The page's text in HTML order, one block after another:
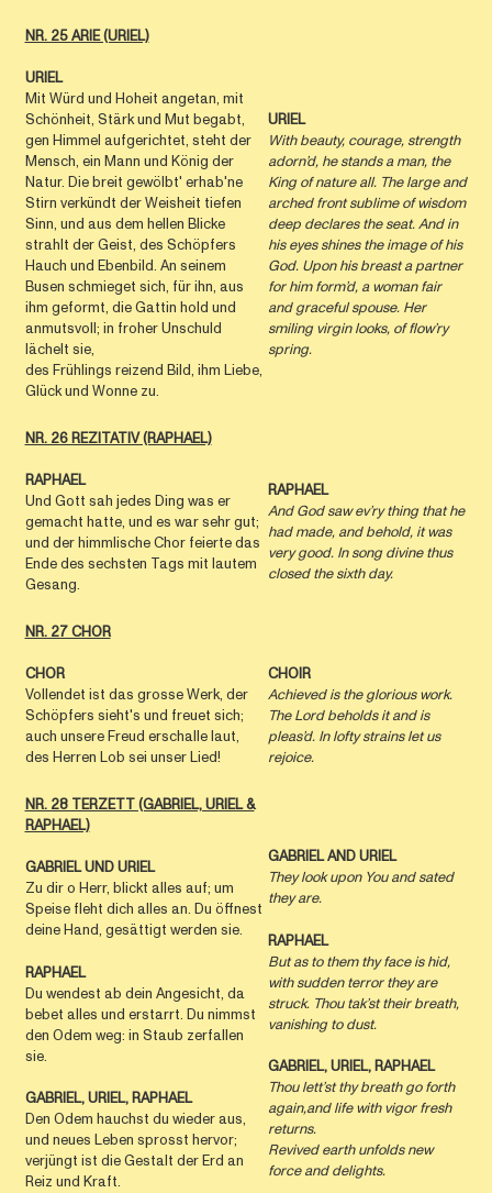
NR. 25 ARIE (URIEL)
URIEL
Mit Würd und Hoheit angetan, mit
Schönheit, Stärk und Mut begabt,
gen Himmel aufgerichtet, steht der
Mensch, ein Mann und König der
Natur. Die breit gewölbt' erhab'ne
Stirn verkündt der Weisheit tiefen
Sinn, und aus dem hellen Blicke
strahlt der Geist, des Schöpfers
Hauch und Ebenbild. An seinem
Busen schmieget sich, für ihn, aus
ihm geformt, die Gattin hold und
anmutsvoll; in froher Unschuld
lächelt sie,
des Frühlings reizend Bild, ihm Liebe,
Glück und Wonne zu.
URIEL
With beauty, courage, strength
adorn’d, he stands a man, the
King of nature all. The large and
arched front sublime of wisdom
deep declares the seat. And in
his eyes shines the image of his
God. Upon his breast a partner
for him form’d, a woman fair
and graceful spouse. Her
smiling virgin looks, of ﬂow’ry
spring.
NR. 26 REZITATIV (RAPHAEL)
RAPHAEL
Und Gott sah jedes Ding was er
gemacht hatte, und es war sehr gut;
und der himmlische Chor feierte das
Ende des sechsten Tags mit lautem
Gesang.
RAPHAEL
And God saw ev’ry thing that he
had made, and behold, it was
very good. In song divine thus
closed the sixth day.
NR. 27 CHOR
CHOR
Vollendet ist das grosse Werk, der
Schöpfers sieht's und freuet sich;
auch unsere Freud erschalle laut,
des Herren Lob sei unser Lied!
CHOIR
Achieved is the glorious work.
The Lord beholds it and is
pleas’d. In lofty strains let us
rejoice.
NR. 28 TERZETT (GABRIEL, URIEL &
RAPHAEL)
GABRIEL UND URIEL
Zu dir o Herr, blickt alles auf; um
Speise fleht dich alles an. Du öffnest
deine Hand, gesättigt werden sie.
RAPHAEL
Du wendest ab dein Angesicht, da
bebet alles und erstarrt. Du nimmst
den Odem weg: in Staub zerfallen
sie.
GABRIEL, URIEL, RAPHAEL
Den Odem hauchst du wieder aus,
und neues Leben sprosst hervor;
verjüngt ist die Gestalt der Erd an
Reiz und Kraft.
GABRIEL AND URIEL
They look upon You and sated
they are.
RAPHAEL
But as to them thy face is hid,
with sudden terror they are
struck. Thou tak’st their breath,
vanishing to dust.
GABRIEL, URIEL, RAPHAEL
Thou lett’st thy breath go forth
again,and life with vigor fresh
returns.
Revived earth unfolds new
force and delights.